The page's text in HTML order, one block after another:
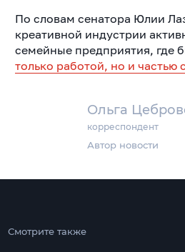
Ольга
корреспондент
Автор новости
По словам сенатора Юлии
креативной индустрии
семейные предприятия, где
только работой, но и частью
Смотрите также